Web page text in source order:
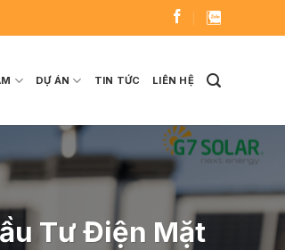
DỰ ÁN TIN TỨC LIÊN HỆ
Tư Điện Mặt